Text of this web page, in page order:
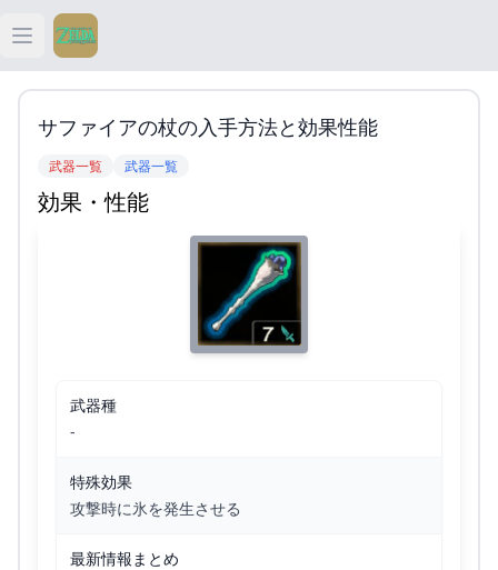
Open main menu
ティアキン
ティアキン 攻略
サファイアの杖の入手方法と効果性能
武器一覧 武器一覧
効果・性能
武器種
-
特殊効果
攻撃時に氷を発生させる
最新情報まとめ